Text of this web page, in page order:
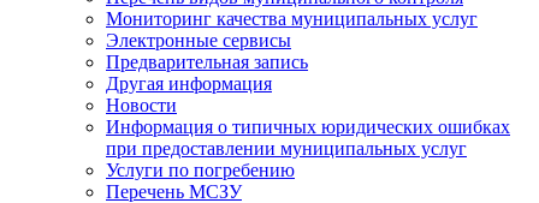
Мониторинг качества муниципальных услуг
Электронные сервисы
Предварительная запись
Другая информация
Новости
Информация о типичных юридических ошибках
при предоставлении муниципальных услуг
Услуги по погребению
Перечень МСЗУ